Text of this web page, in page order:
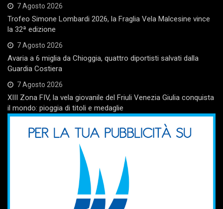
7 Agosto 2026
Trofeo Simone Lombardi 2026, la Fraglia Vela Malcesine vince
la 32ª edizione
7 Agosto 2026
Avaria a 6 miglia da Chioggia, quattro diportisti salvati dalla
Guardia Costiera
7 Agosto 2026
XIII Zona FIV, la vela giovanile del Friuli Venezia Giulia conquista
il mondo: pioggia di titoli e medaglie